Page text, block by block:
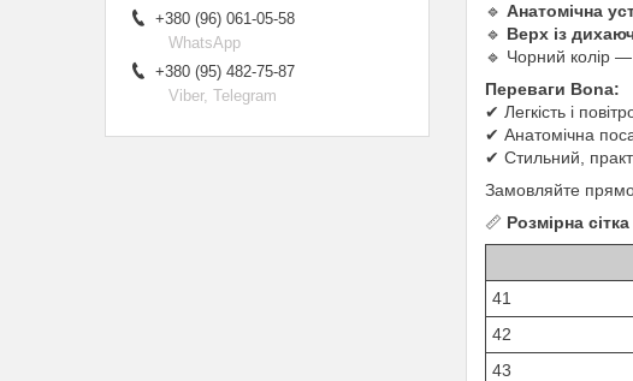
🔹 Анатомічна
🔹 Верх із
🔹 Чорний колір —
Переваги Bona:
✔ Легкість і
✔ Анатомічна
✔ Стильний,
Замовляйте
📏 Розмірна
41
42
43
+380 (96) 061-05-58
WhatsApp
+380 (95) 482-75-87
Viber, Telegram